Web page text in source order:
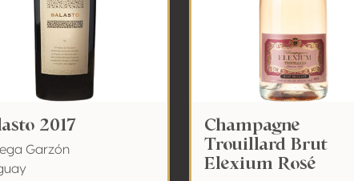
2017
Garzón
Champagne
Trouillard Brut
Elexium Rosé